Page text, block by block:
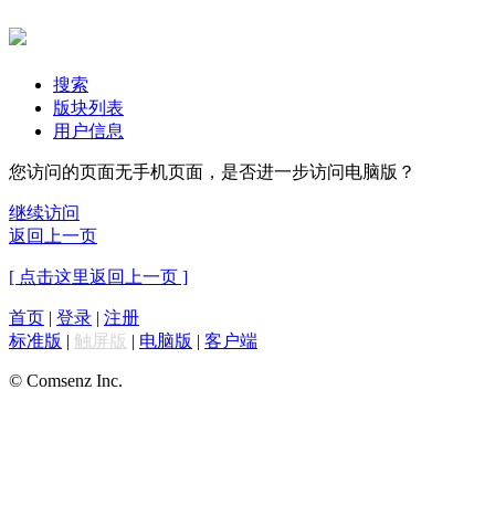
搜索
版块列表
用户信息
您访问的页面无手机页面，是否进一步访问电脑版？
继续访问
返回上一页
[ 点击这里返回上一页 ]
首页 | 登录 | 注册
标准版 | 触屏版 | 电脑版 | 客户端
© Comsenz Inc.